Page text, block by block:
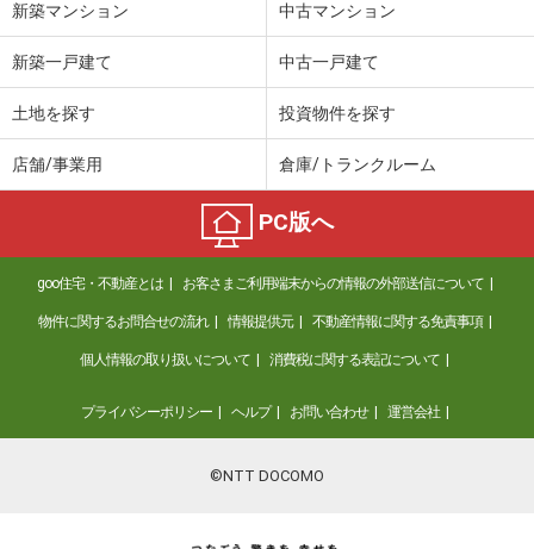
新築マンション 中古マンション
新築一戸建て 中古一戸建て
土地を探す 投資物件を探す
店舗/事業用 倉庫/トランクルーム
PC版へ
goo住宅・不動産とは お客さまご利用端末からの情報の外部送信について
物件に関するお問合せの流れ 情報提供元 不動産情報に関する免責事項
個人情報の取り扱いについて 消費税に関する表記について
プライバシーポリシー ヘルプ お問い合わせ 運営会社
©NTT DOCOMO